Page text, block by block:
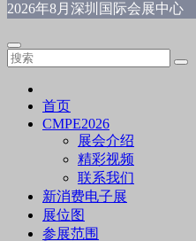
2026年8月深圳国际会展中心
首页
CMPE2026
展会介绍
精彩视频
联系我们
新消费电子展
展位图
参展范围